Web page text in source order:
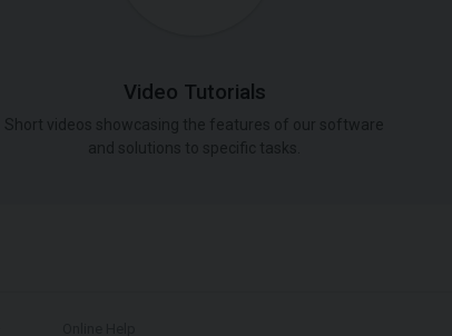
Video Tutorials